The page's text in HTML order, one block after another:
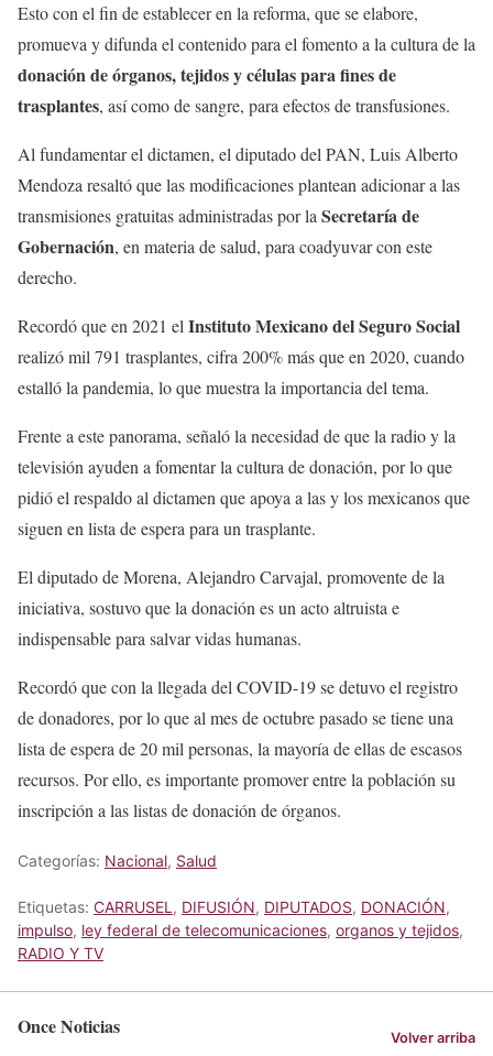
Esto con el fin de establecer en la reforma, que se elabore,
promueva y difunda el contenido para el fomento a la cultura de la
donación de órganos, tejidos y células para fines de
trasplantes, así como de sangre, para efectos de transfusiones.
Al fundamentar el dictamen, el diputado del PAN, Luis Alberto
Mendoza resaltó que las modificaciones plantean adicionar a las
transmisiones gratuitas administradas por la Secretaría de
Gobernación, en materia de salud, para coadyuvar con este
derecho.
Recordó que en 2021 el Instituto Mexicano del Seguro Social
realizó mil 791 trasplantes, cifra 200% más que en 2020, cuando
estalló la pandemia, lo que muestra la importancia del tema.
Frente a este panorama, señaló la necesidad de que la radio y la
televisión ayuden a fomentar la cultura de donación, por lo que
pidió el respaldo al dictamen que apoya a las y los mexicanos que
siguen en lista de espera para un trasplante.
El diputado de Morena, Alejandro Carvajal, promovente de la
iniciativa, sostuvo que la donación es un acto altruista e
indispensable para salvar vidas humanas.
Recordó que con la llegada del COVID-19 se detuvo el registro
de donadores, por lo que al mes de octubre pasado se tiene una
lista de espera de 20 mil personas, la mayoría de ellas de escasos
recursos. Por ello, es importante promover entre la población su
inscripción a las listas de donación de órganos.
Categorías: Nacional, Salud
Etiquetas: CARRUSEL , DIFUSIÓN, DIPUTADOS, DONACIÓN,
impulso, ley federal de telecomunicaciones, organos y tejidos,
RADIO Y TV
Once Noticias Volver arriba